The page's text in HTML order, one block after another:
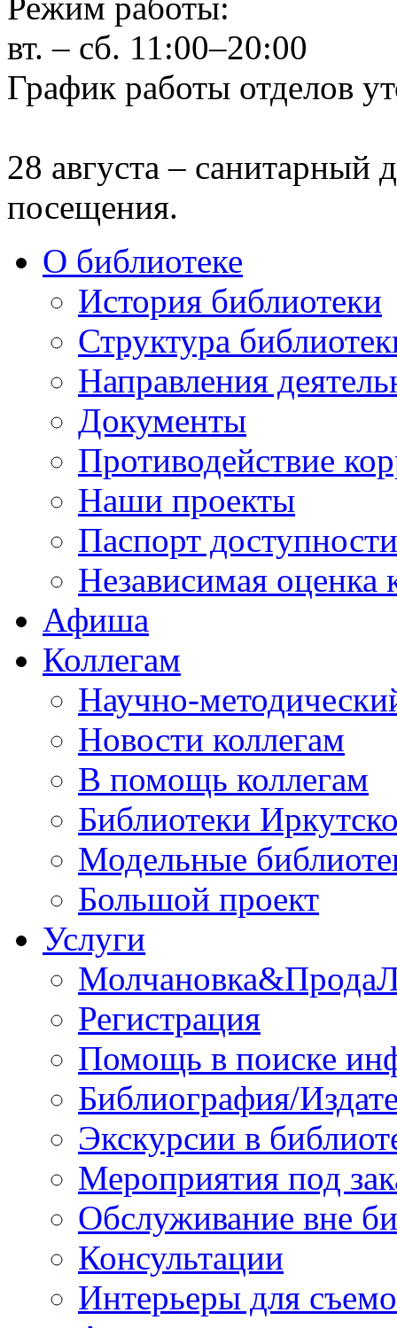
вт. – сб. 11:00–20:00
График работы отделов
28 августа – санитарный
посещения.
О библиотеке
История библиотеки
Структура
Направления
Документы
Противодействие
Наши проекты
Паспорт доступности
Независимая оценка
Афиша
Коллегам
Научно-
Новости коллегам
В помощь коллегам
Библиотеки
Модельные
Большой проект
Услуги
Регистрация
Помощь в поиске
Библиография/
Экскурсии в
Мероприятия под
Обслуживание вне
Консультации
Интерьеры для